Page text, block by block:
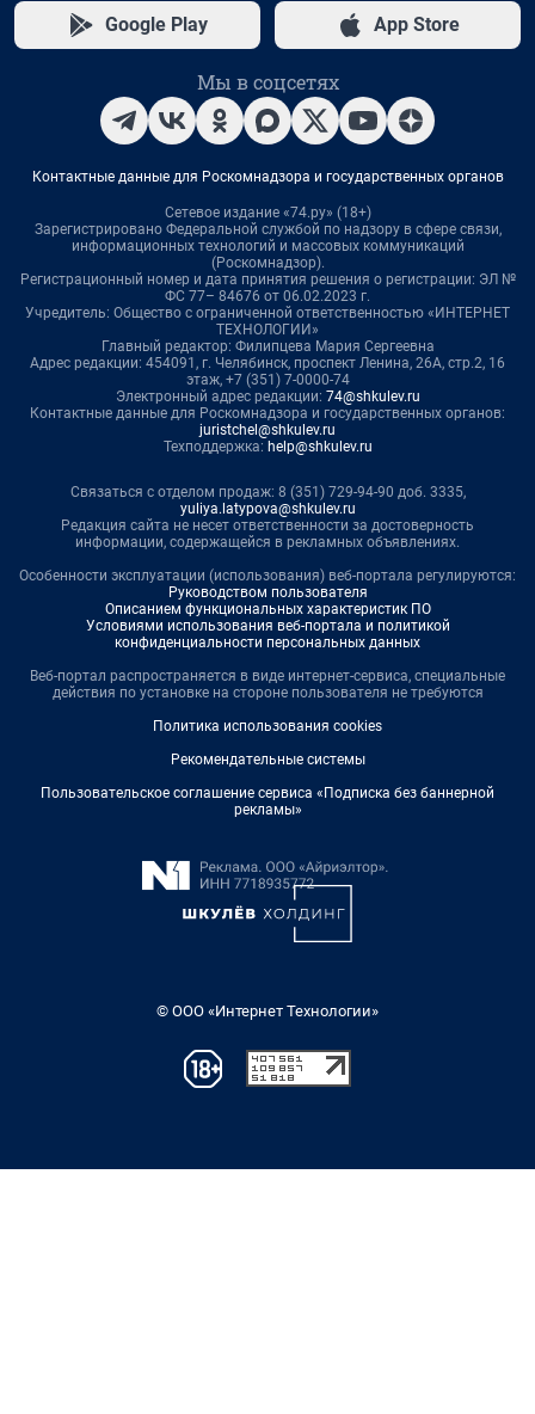
Google Play App Store
Мы в соцсетях
Контактные данные для Роскомнадзора и государственных органов
Сетевое издание «74.ру» (18+)
Зарегистрировано Федеральной службой по надзору в сфере связи,
информационных технологий и массовых коммуникаций
(Роскомнадзор).
Регистрационный номер и дата принятия решения о регистрации: ЭЛ №
ФС 77– 84676 от 06.02.2023 г.
Учредитель: Общество с ограниченной ответственностью «ИНТЕРНЕТ
ТЕХНОЛОГИИ»
Главный редактор: Филипцева Мария Сергеевна
Адрес редакции: 454091, г. Челябинск, проспект Ленина, 26А, стр.2, 16
этаж, +7 (351) 7-0000-74
Электронный адрес редакции: 74@shkulev.ru
Контактные данные для Роскомнадзора и государственных органов:
juristchel@shkulev.ru
Техподдержка: help@shkulev.ru
Связаться с отделом продаж: 8 (351) 729-94-90 доб. 3335,
yuliya.latypova@shkulev.ru
Редакция сайта не несет ответственности за достоверность
информации, содержащейся в рекламных объявлениях.
Особенности эксплуатации (использования) веб-портала регулируются:
Руководством пользователя
Описанием функциональных характеристик ПО
Условиями использования веб-портала и политикой
конфиденциальности персональных данных
Веб-портал распространяется в виде интернет-сервиса, специальные
действия по установке на стороне пользователя не требуются
Политика использования cookies
Рекомендательные системы
Пользовательское соглашение сервиса «Подписка без баннерной
рекламы»
© ООО «Интернет Технологии»